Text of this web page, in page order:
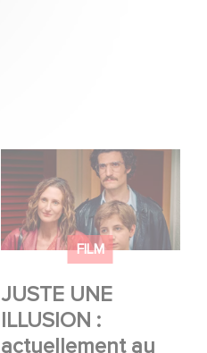
FILM
JUSTE UNE
ILLUSION :
actuellement au
JUSTE UNE ILLUSION
: actuellement au
cinéma